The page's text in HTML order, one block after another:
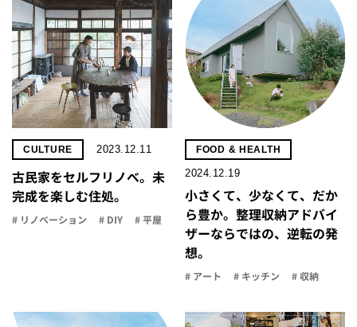
CULTURE 2023.12.11
古民家をセルフリノべ。未
完成を楽しむ住処。
# リノベーション # DIY # 平屋
FOOD & HEALTH
2024.12.19
小さくて、少なくて、だか
ら豊か。整理収納アドバイ
ザーならではの、逆転の発
想。
# アート # キッチン # 収納